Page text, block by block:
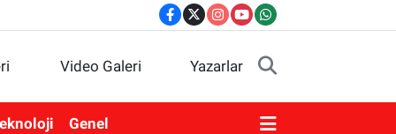
Video Galeri Yazarlar
Genel